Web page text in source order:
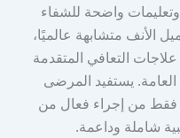
واضحة للشفاء
الأنف متشابهة عالميًا،
التعافي المتقدمة
العامة. يستفيد المرضى
فقط من إجراء فعال من
شاملة وداعمة.